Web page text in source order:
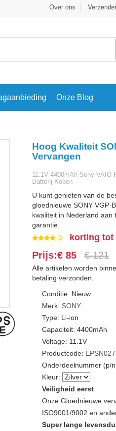
Over ons
Onze Blog
Hoog Kwaliteit
Vervangen
11.1V 4400mAh Sony VAIO
Batterij Kopen
U kunt genieten van de
gloednieuwe SONY VGP-
kwaliteit in Nederland
garantie.
korting tot
Prijs:€ 85 € 121
Alle artikelen worden
betaling verzonden.
Conditie: Nieuw
Merk: SONY
Type: Li-ion
Capaciteit: 4400mAh
Voltage: 11.1V
Productcode: EPSN027
Onderdeelnummer (p/
Kleur:
Veiligheid eerst
Onze Gloednieuwe
ISO9001/9002 en
Super lange